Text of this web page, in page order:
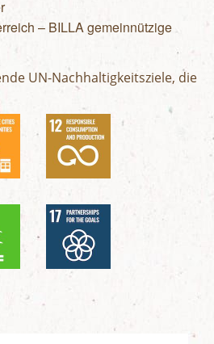
– BILLA gemeinnützige
UN-Nachhaltigkeitsziele, die